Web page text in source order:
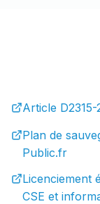
Article
Plan de
Public.fr
Licenciement
CSE et